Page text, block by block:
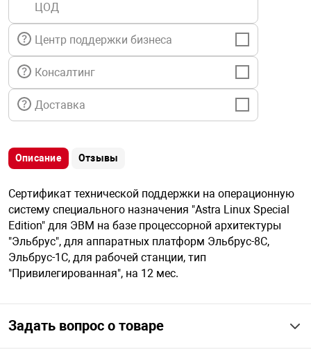
техника
автомобили
информации
средства охраны
ключи
безопасность
ЦОД
Центр поддержки бизнеса
Консалтинг
Доставка
Описание Отзывы
Сертификат технической поддержки на операционную
систему специального назначения "Astra Linux Special
Edition" для ЭВМ на базе процессорной архитектуры
"Эльбрус", для аппаратных платформ Эльбрус-8С,
Эльбрус-1С, для рабочей станции, тип
"Привилегированная", на 12 мес.
Задать вопрос о товаре